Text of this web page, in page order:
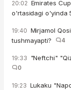
20:02 Emirates
o'rtasidagi o'yinda
19:40 Mirjamol
tushmayapti?
4
19:33 "Neftchi"
0
19:23 Lukaku